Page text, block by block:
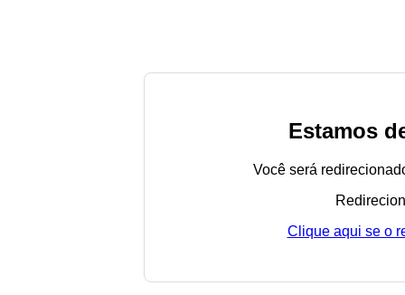
Estamos
Você será
Clique aqui se o